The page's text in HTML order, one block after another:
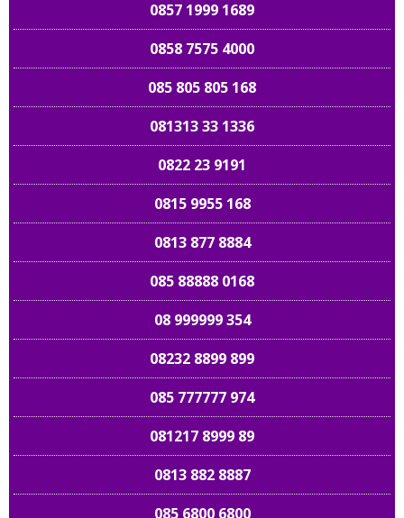
0857 1999 1689
0858 7575 4000
085 805 805 168
081313 33 1336
0822 23 9191
0815 9955 168
0813 877 8884
085 88888 0168
08 999999 354
08232 8899 899
085 777777 974
081217 8999 89
0813 882 8887
085 6800 6800